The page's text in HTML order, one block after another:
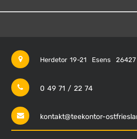
Herdetor 19-21 Esens 26427
0 49 71 / 22 74
kontakt@teekontor-